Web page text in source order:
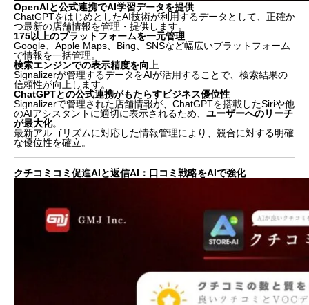
OpenAIと公式連携でAI学習データを提供
ChatGPTをはじめとしたAI技術が利用するデータとして、正確か
つ最新の店舗情報を管理・提供します。
175以上のプラットフォームを一元管理
Google、Apple Maps、Bing、SNSなど幅広いプラットフォーム
で情報を一括管理。
検索エンジンでの表示精度を向上
Signalizerが管理するデータをAIが活用することで、検索結果の
信頼性が向上します。
ChatGPTとの公式連携がもたらすビジネス優位性
Signalizerで管理された店舗情報が、ChatGPTを搭載したSiriや他
のAIアシスタントに適切に表示されるため、 ユーザーへのリーチ
が最大化。
最新アルゴリズムに対応した情報管理により、競合に対する明確
な優位性を確立。
クチコミコミ促進AIと返信AI：口コミ戦略をAIで強化